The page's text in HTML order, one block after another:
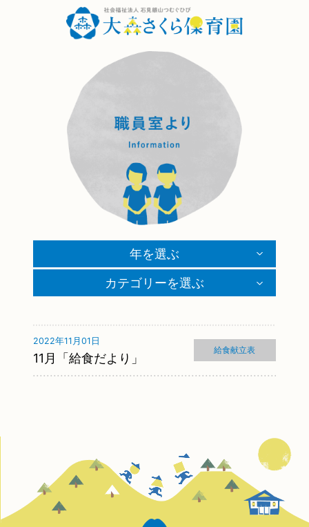
年を選ぶ
カテゴリーを選ぶ
2022年11月01日
11月「給食だより」
給食献立表